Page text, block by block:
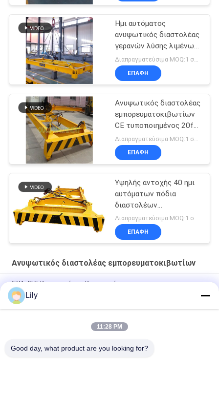
Ημι αυτόματος
ανυψωτικός διαστολέας
γερανών λύσης λιμένων
20ft
ΕΠΑΦΉ
Ανυψωτικός διαστολέας
εμπορευματοκιβωτίων
CE τυποποιημένος 20ft
μηχανικός
ΕΠΑΦΉ
Υψηλής αντοχής 40 ημι
αυτόματων πόδια
διαστολέων
εμπορευματοκιβωτίων
ανυψωτικών
Διαπραγματεύσιμα MOQ:1 σύνολο
ΕΠΑΦΉ
Ανυψωτικός διαστολέας εμπορευματοκιβωτίων
ΣΥΛ 45Τ Κερανοφόρος Κερανοφόρος
Ημι αυτόματος διαστολέας εμπορευματοκιβωτίων 20 πόδια
40 πόδια εμπορευματοκιβωτίων
Τηλεσκοπικό υδραυλικό ηλεκτρικό εμπορευματοκιβώτιο
Lily
11:28 PM
Good day, what product are you looking for?